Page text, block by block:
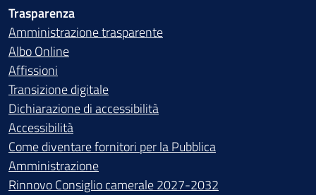
Trasparenza
Amministrazione trasparente
Albo Online
Affissioni
Transizione digitale
Dichiarazione di accessibilità
Accessibilità
Come diventare fornitori per la Pubblica
Amministrazione
Rinnovo Consiglio camerale 2027-2032